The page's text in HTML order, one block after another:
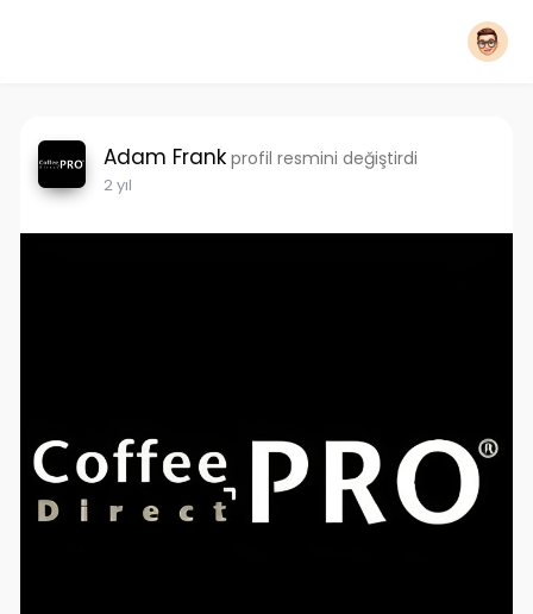
Adam Frank profil resmini değiştirdi
2 yıl